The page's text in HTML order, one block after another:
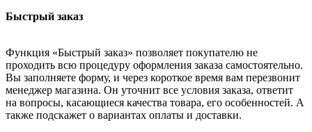
Быстрый заказ
Функция «Быстрый заказ» позволяет покупателю не
проходить всю процедуру оформления заказа самостоятельно.
Вы заполняете форму, и через короткое время вам перезвонит
менеджер магазина. Он уточнит все условия заказа, ответит
на вопросы, касающиеся качества товара, его особенностей. А
также подскажет о вариантах оплаты и доставки.